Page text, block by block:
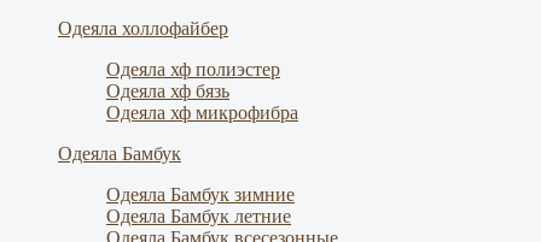
Одеяла холлофайбер
Одеяла хф полиэстер
Одеяла хф бязь
Одеяла хф микрофибра
Одеяла Бамбук
Одеяла Бамбук зимние
Одеяла Бамбук летние